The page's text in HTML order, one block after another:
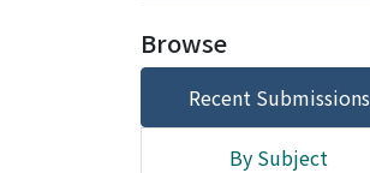
Browse
Recent Submissions
By Subject